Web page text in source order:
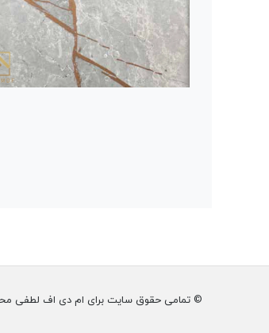
© تمامی حقوق سایت برای ام دی اف لطفی